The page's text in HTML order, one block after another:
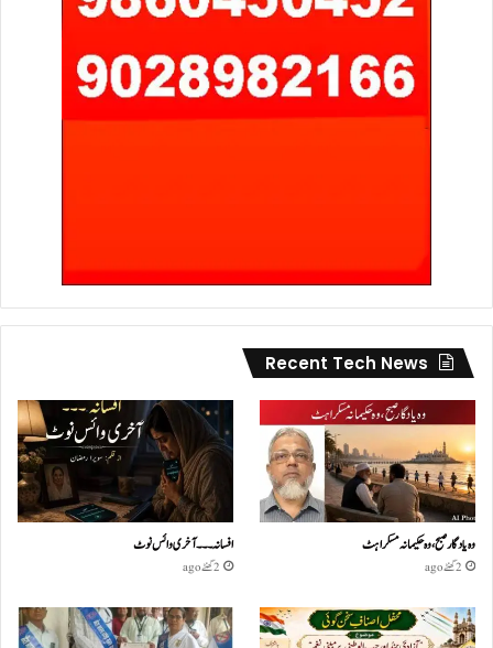
Recent Tech News
وہ یادگار صبح، وہ حکیمانہ مسکراہٹ
2 گھنٹے ago
افسانہ۔۔۔آخری وائس نوٹ
2 گھنٹے ago